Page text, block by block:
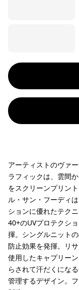
アーティストのヴァ
ラフィックは、雲間
をスクリーンプリン
ル・サン・フーディ
ションに優れたテク
40+のUVプロテクシ
揮。シングルニット
防止効果を発揮。リ
使用したキャプリー
らされて汗だくにな
管理するデザイン。